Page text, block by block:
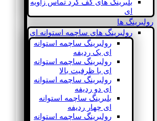
بلبرینگ های کف گرد تماس زاویه
ای
رولبرینگ ها
رولبرینگ های ساچمه استوانه ای
رولبرینگ ساچمه استوانه
ای یک ردیفه
رولبرینگ ساچمه استوانه
ای با ظرفیت بالا
رولبرینگ ساچمه استوانه
ای دو ردیفه
بلبرینگ ساچمه استوانه
ای چهار ردیفه
رولبرینگ ساچمه استوانه